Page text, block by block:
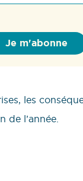
les
de l’année.